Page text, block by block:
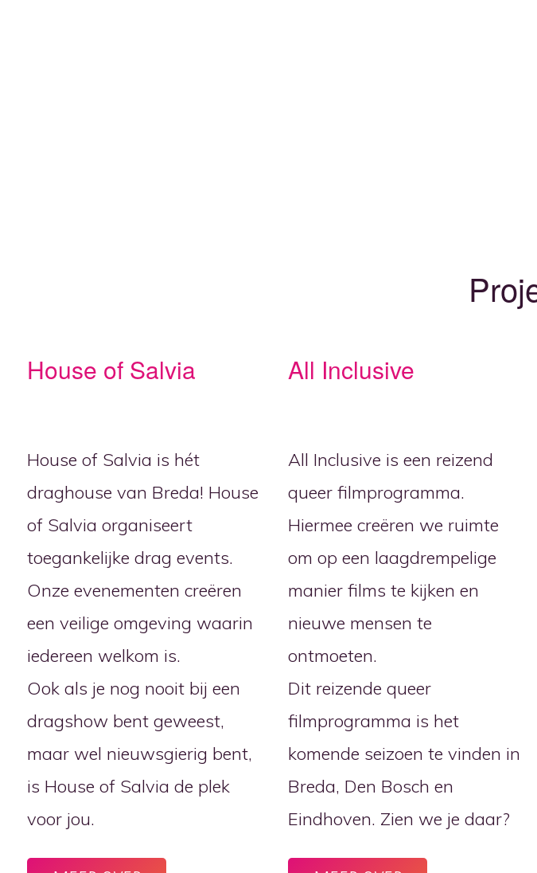
House of Salvia
House of Salvia is hét
draghouse van Breda! House
of Salvia organiseert
toegankelijke drag events.
Onze evenementen creëren
een veilige omgeving waarin
iedereen welkom is.
Ook als je nog nooit bij een
dragshow bent geweest,
maar wel nieuwsgierig bent,
is House of Salvia de plek
voor jou.
All Inclusive
All Inclusive is een reizend
queer filmprogramma.
Hiermee creëren we ruimte
om op een laagdrempelige
manier films te kijken en
nieuwe mensen te
ontmoeten.
Dit reizende queer
filmprogramma is het
komende seizoen te vinden in
Breda, Den Bosch en
Eindhoven. Zien we je daar?